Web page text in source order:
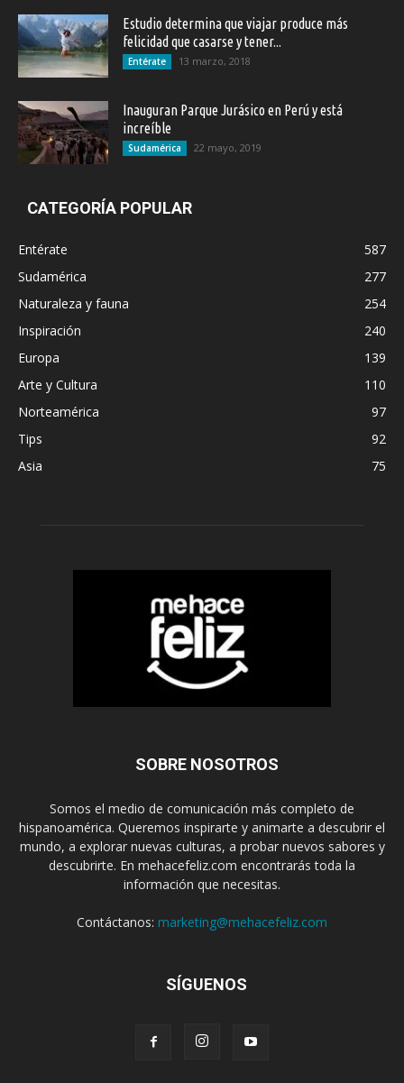
Estudio determina que viajar produce más
felicidad que casarse y tener...
Entérate 13 marzo, 2018
Inauguran Parque Jurásico en Perú y está
increíble
Sudamérica 22 mayo, 2019
CATEGORÍA POPULAR
Entérate
587
Sudamérica
277
Naturaleza y fauna
254
Inspiración
240
Europa
139
Arte y Cultura
110
Norteamérica
97
Tips
92
Asia
75
SOBRE NOSOTROS
Somos el medio de comunicación más completo de
hispanoamérica. Queremos inspirarte y animarte a descubrir el
mundo, a explorar nuevas culturas, a probar nuevos sabores y
descubrirte. En mehacefeliz.com encontrarás toda la
información que necesitas.
Contáctanos: marketing@mehacefeliz.com
SÍGUENOS